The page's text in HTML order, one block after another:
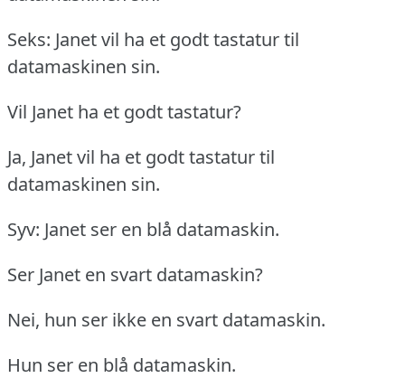
Seks: Janet vil ha et godt tastatur til
datamaskinen sin.
Vil Janet ha et godt tastatur?
Ja, Janet vil ha et godt tastatur til
datamaskinen sin.
Syv: Janet ser en blå datamaskin.
Ser Janet en svart datamaskin?
Nei, hun ser ikke en svart datamaskin.
Hun ser en blå datamaskin.